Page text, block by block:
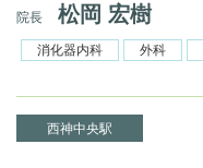
院長
松岡 宏樹
消化器内科 外科
西神中央駅